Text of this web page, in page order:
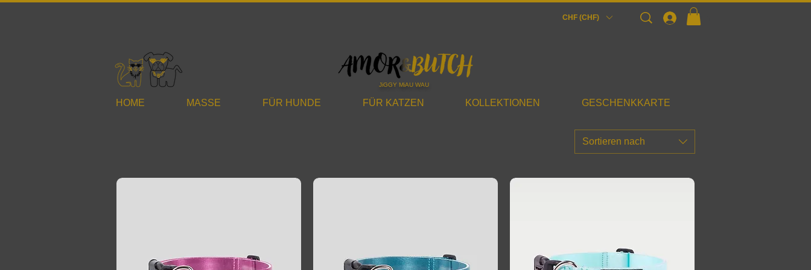
CHF (CHF) Login
JiGGY MiAU WAU
HOME MASSE FÜR HUNDE FÜR KATZEN KOLLEKTIONEN GESCHENKKARTE
Sortieren nach